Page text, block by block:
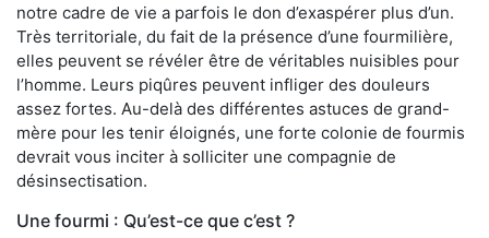
notre cadre de vie a parfois le don d’exaspérer plus d’un.
Très territoriale, du fait de la présence d’une fourmilière,
elles peuvent se révéler être de véritables nuisibles pour
l’homme. Leurs piqûres peuvent infliger des douleurs
assez fortes. Au-delà des différentes astuces de grand-
mère pour les tenir éloignés, une forte colonie de fourmis
devrait vous inciter à solliciter une compagnie de
désinsectisation.
Une fourmi : Qu’est-ce que c’est ?